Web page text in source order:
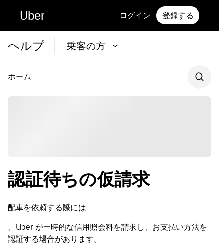
Uber ログイン 登録する
ヘルプ 乗客の方
ホーム
認証待ちの仮請求
配車を依頼する際には
、Uber が一時的な信用照会料を請求し、お支払い方法を
認証する場合があります。